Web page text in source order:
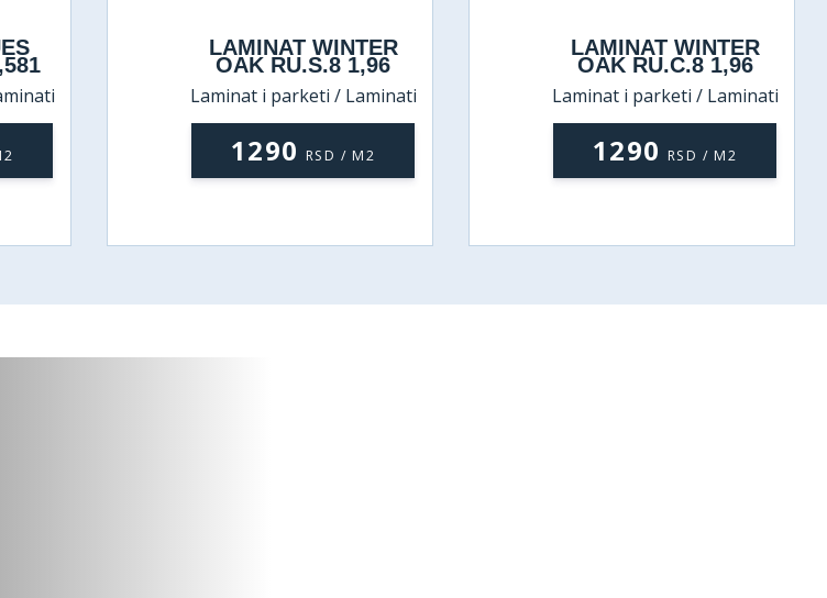
LAMINAT WINTER
OAK RU.S.8 1,96
Laminat i parketi / Laminati
1290 RSD / M2
LAMINAT WINTER
OAK RU.C.8 1,96
Laminat i parketi / Laminati
1290 RSD / M2